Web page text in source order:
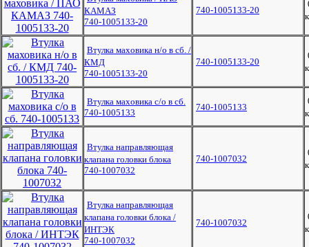
КАМАЗ
740-1005133-20
740-1005133-20
Втулка маховика н/о в сб. /
КМД
740-1005133-20
740-1005133-20
Втулка маховика с/о в сб.
740-1005133
740-1005133
Втулка направляющая
клапана головки блока
740-1007032
740-1007032
Втулка направляющая
клапана головки блока /
ИНТЭК
740-1007032
740-1007032